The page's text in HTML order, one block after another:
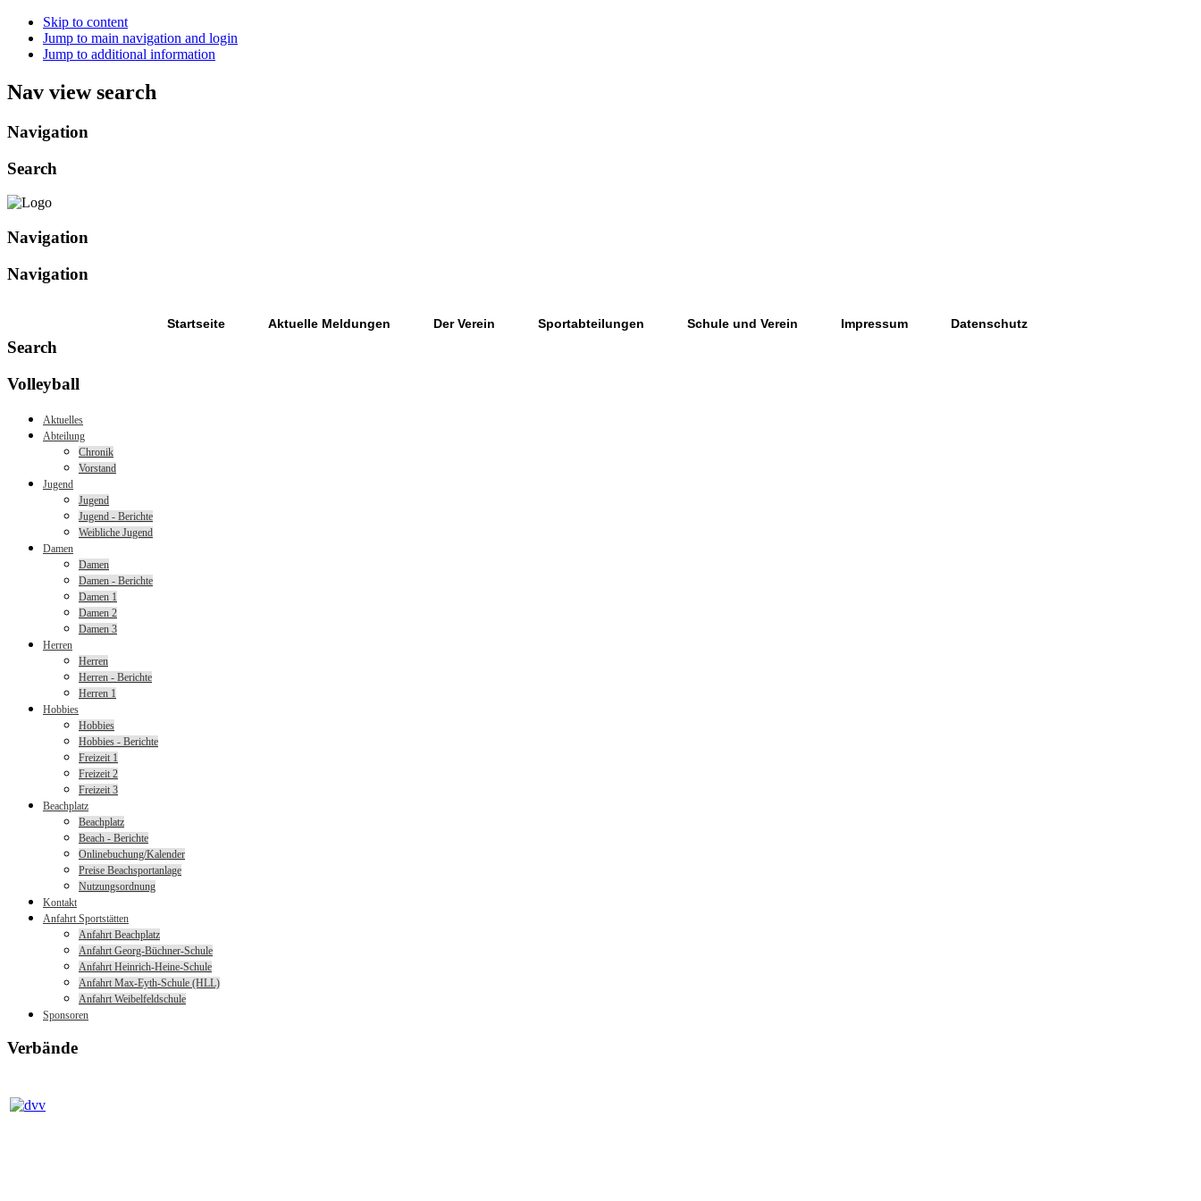
Skip to content
Jump to main navigation and login
Jump to additional information
Nav view search
Navigation
Search
Navigation
Navigation
Startseite Aktuelle Meldungen Der Verein Sportabteilungen Schule und Verein Impressum Datenschutz
Search
Volleyball
Aktuelles
Abteilung
Chronik
Vorstand
Jugend
Jugend
Jugend - Berichte
Weibliche Jugend
Damen
Damen
Damen - Berichte
Damen 1
Damen 2
Damen 3
Herren
Herren
Herren - Berichte
Herren 1
Hobbies
Hobbies
Hobbies - Berichte
Freizeit 1
Freizeit 2
Freizeit 3
Beachplatz
Beachplatz
Beach - Berichte
Onlinebuchung/Kalender
Preise Beachsportanlage
Nutzungsordnung
Kontakt
Anfahrt Sportstätten
Anfahrt Beachplatz
Anfahrt Georg-Büchner-Schule
Anfahrt Heinrich-Heine-Schule
Anfahrt Max-Eyth-Schule (HLL)
Anfahrt Weibelfeldschule
Sponsoren
Verbände